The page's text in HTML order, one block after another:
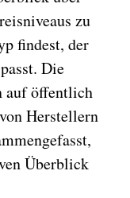
zu
findest, der
Die
auf öffentlich
Herstellern
Überblick